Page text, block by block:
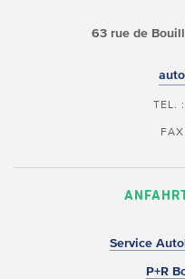
63 rue de
TEL. :
Service
P+R